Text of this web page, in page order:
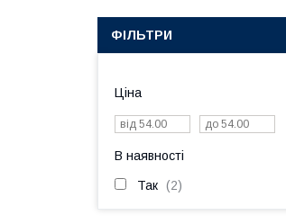
ФІЛЬТРИ
Ціна
В наявності
Так 2